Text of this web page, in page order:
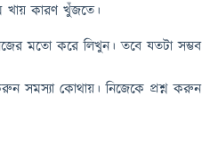
খায় কারণ খুঁজতে।
মতো করে লিখুন। তবে যতটা সম্ভব
সমস্যা কোথায়। নিজেকে প্রশ্ন